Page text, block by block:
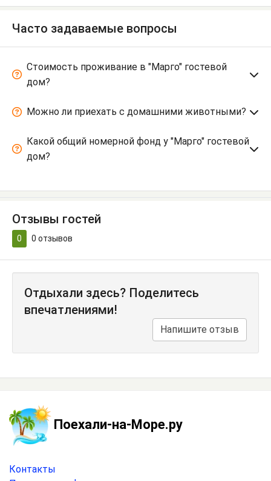
Часто задаваемые вопросы
Стоимость проживание в "Марго" гостевой
дом?
Можно ли приехать с домашними животными?
Какой общий номерной фонд у "Марго" гостевой
дом?
Отзывы гостей
0 0 отзывов
Отдыхали здесь? Поделитесь
впечатлениями!
Напишите отзыв
Поехали-на-Море.ру
Контакты